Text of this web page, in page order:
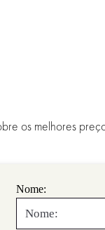
os melhores
Nome: